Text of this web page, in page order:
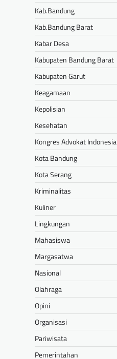
Kab.Bandung
Kab.Bandung Barat
Kabar Desa
Kabupaten Bandung Barat
Kabupaten Garut
Keagamaan
Kepolisian
Kesehatan
Kongres Advokat Indonesia
Kota Bandung
Kota Serang
Kriminalitas
Kuliner
Lingkungan
Mahasiswa
Margasatwa
Nasional
Olahraga
Opini
Organisasi
Pariwisata
Pemerintahan